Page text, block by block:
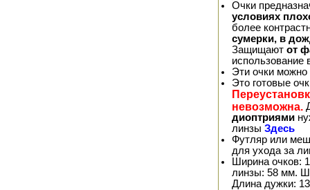
Очки
условиях
более
сумерки, в
Защищают от
использование
Эти очки можно
Это готовые
невозможна.
диоптриями
линзы Здесь
Футляр или
для ухода за
Ширина очков:
линзы: 58 мм.
Длина дужки: